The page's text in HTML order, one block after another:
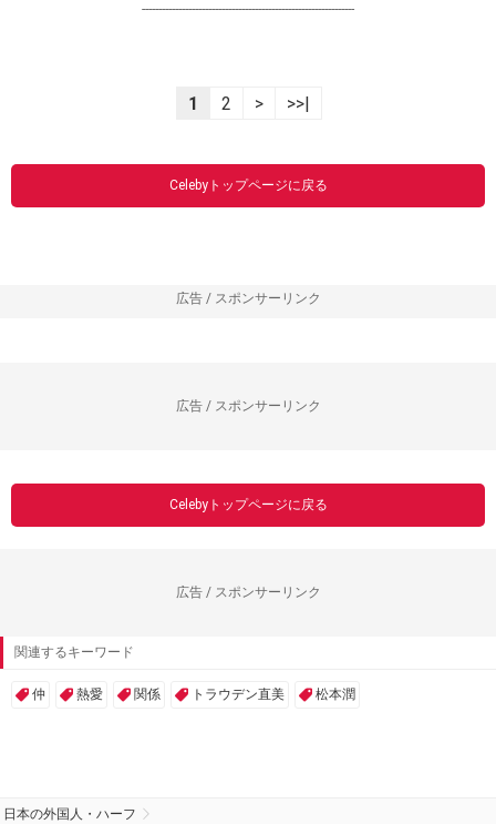
----------------------------------------------------------------
1 2 > >>|
Celebyトップページに戻る
広告 / スポンサーリンク
広告 / スポンサーリンク
Celebyトップページに戻る
広告 / スポンサーリンク
関連するキーワード
仲 熱愛 関係 トラウデン直美 松本潤
日本の外国人・ハーフ